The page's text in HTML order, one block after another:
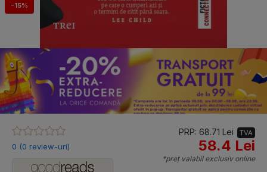
-15%
0 (0 review-uri)
PRP: 68.71 Lei TVA
58.4 Lei
*preț valabil exclusiv online